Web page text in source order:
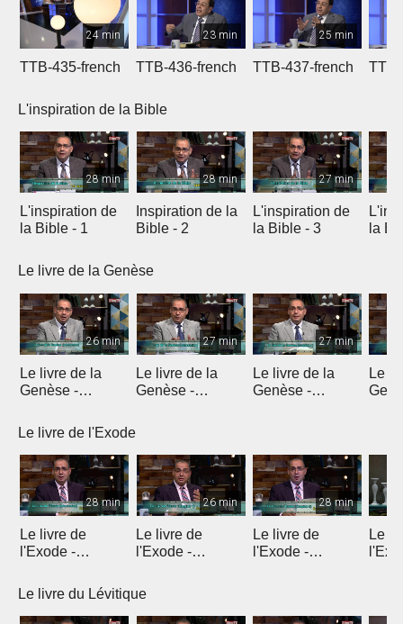
24 min
TTB-435-french
23 min
TTB-436-french
25 min
TTB-437-french
L'inspiration de la Bible
28 min
L'inspiration de
la Bible - 1
28 min
Inspiration de la
Bible - 2
27 min
L'inspiration de
la Bible - 3
la
Le livre de la Genèse
26 min
Le livre de la
Genèse -
27 min
Le livre de la
Genèse -
27 min
Le livre de la
Genèse -
Le
Le livre de l'Exode
28 min
Le livre de
l'Exode -
26 min
Le livre de
l'Exode -
28 min
Le livre de
l'Exode -
Le
Le livre du Lévitique